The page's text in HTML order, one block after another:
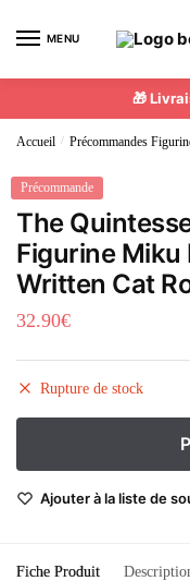
MENU
🎁
Accueil / Précommandes
Précommande
The
Figurine Miku
Written Cat
32.90€
Rupture de stock
Ajouter à la liste de
Fiche Produit